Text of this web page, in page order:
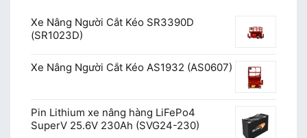
Xe Nâng Người Cắt Kéo SR3390D
(SR1023D)
Xe Nâng Người Cắt Kéo AS1932 (AS0607)
Pin Lithium xe nâng hàng LiFePo4
SuperV 25.6V 230Ah (SVG24-230)